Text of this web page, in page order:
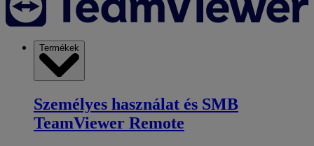
Termékek
Személyes használat és SMB
TeamViewer Remote